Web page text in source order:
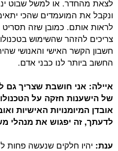
לצאת מהחדר. או למשל שבוט
ונקבל את המועמדים שהכי
לראות אותם. כמובן שזה תסריט
צריכים להזהר שהשימוש
חשבון הקשר האישי והאנושי
החשוב ביותר לנו כבני אדם.
איילה: אני חושבת שצריך גם
של הישענות חזקה על
אובדן המיומנויות האישיות
לדעתך, זה יפגוש את מנהלי
ענת: יהיו חלקים שנעשה פחות